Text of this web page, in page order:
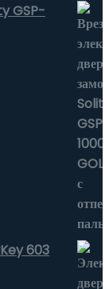
GSP-
603